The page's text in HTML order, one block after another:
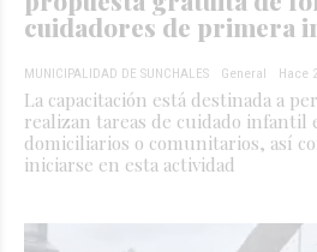
cuidadores de primera
MUNICIPALIDAD DE SUNCHALES General Hace
La capacitación está destinada a
realizan tareas de cuidado infantil
domiciliarios o comunitarios, así
iniciarse en esta actividad